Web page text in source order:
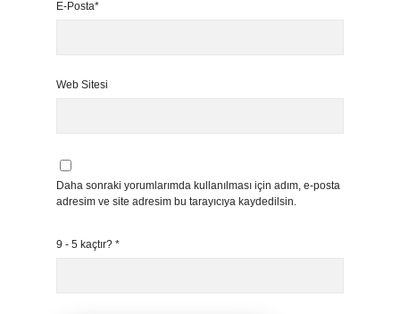
E-Posta*
Web Sitesi
Daha sonraki yorumlarımda kullanılması için adım, e-posta
adresim ve site adresim bu tarayıcıya kaydedilsin.
9 - 5 kaçtır? *